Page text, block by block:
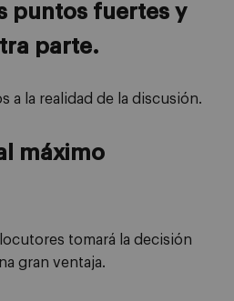
puntos fuertes y
parte.
a la realidad de la discusión.
máximo
tomará la decisión
gran ventaja.